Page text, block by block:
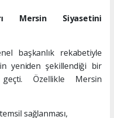
Mersin Siyasetini
başkanlık rekabetiyle
yeniden şekillendiği bir
Özellikle Mersin
sağlanması,